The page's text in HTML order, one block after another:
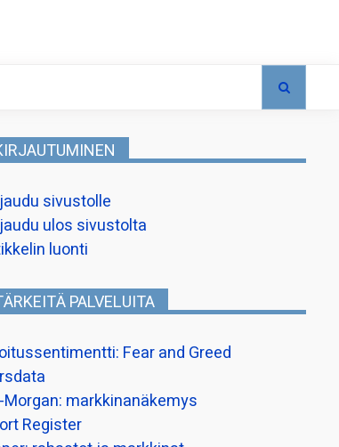
sivustolle
ulos sivustolta
luonti
PALVELUITA
Fear and Greed
Morgan: markkinanäkemys
Register